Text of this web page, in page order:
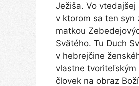
Ježiša. Vo
v ktorom sa ten syn
matkou
Svätého. Tu Duch
v hebrejčine
vlastne tvoriteľským
človek na obraz